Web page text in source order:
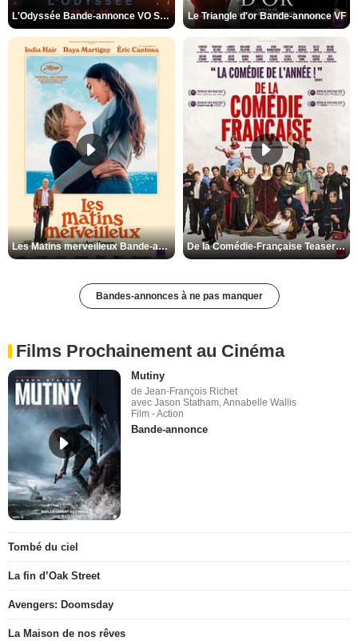
L'Odyssée Bande-annonce VO STFR Le Triangle d'or Bande-annonce VF
Les Matins merveilleux Bande-annonce VF De la Comédie-Française Teaser VF
Bandes-annonces à ne pas manquer
Films Prochainement au Cinéma
Mutiny
de Jean-François Richet
avec Jason Statham, Annabelle Wallis
Film - Action
Bande-annonce
Tombé du ciel
La fin d’Oak Street
Avengers: Doomsday
La Maison de nos rêves